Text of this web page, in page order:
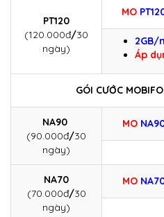
PT120
(120.000đ/30
ngày)
MO
2GB/
Áp
GÓI CƯỚC
NA90
(90.000đ/30
ngày)
MO
NA70
(70.000đ/30
ngày)
MO